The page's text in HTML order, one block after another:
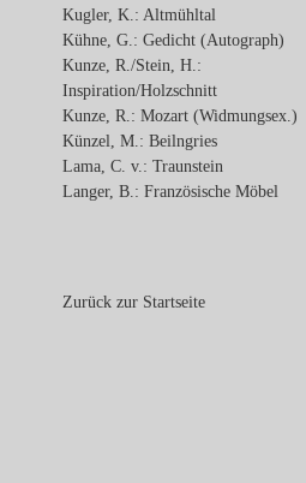
Kugler, K.: Altmühltal
Kühne, G.: Gedicht (Autograph)
Kunze, R./Stein, H.:
Inspiration/Holzschnitt
Kunze, R.: Mozart (Widmungsex.)
Künzel, M.: Beilngries
Lama, C. v.: Traunstein
Langer, B.: Französische Möbel
Zurück zur Startseite